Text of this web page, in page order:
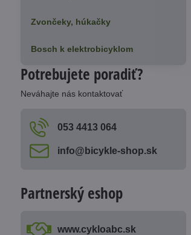
Potrebujete poradiť?
Neváhajte nás kontaktovať
053 4413 064
info​@bicykle-shop​.sk
Partnerský eshop
www​.cykloabc​.sk
Zvončeky, húkačky
Bosch k elektrobicyklom